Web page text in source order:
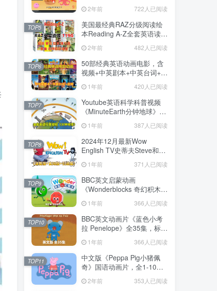
+中英文字幕+配套音频
MP3，百度网盘下载！
2年前 722人已阅读
美国最经典RAZ分级阅读绘
本Reading A-Z全套英语读物
+教案+老师中文RAZ课程全
套共119GB，百度网盘下
载！
2年前 482人已阅读
TOP5
50部经典英语动画电影，含
视频+中英剧本+中英台词+音
1年前 420人已阅读
TOP6
Youtube英语科学科普视频
《MinuteEarth分钟地球》每
366集，1080P高清视频带英
文字幕，百度网盘下载！
1年前 387人已阅读
TOP7
2024年12月最新Wow
English TV史蒂夫Steve和小
鸟Maggie少儿趣味启蒙学英
语，目前总计841集+，
1080P高清视频带英文字
幕，百度网盘下载！
1年前 371人已阅读
TOP8
BBC英文启蒙动画
《Wonderblocks 奇幻积木》
全5集，1080P高清视频带英
文字幕，百度网盘下载！
1年前 366人已阅读
TOP9
BBC英文动画片《蓝色小考
拉 Penelope》全35集，标清
视频带配套绘本和音频
MP3，百度网盘下载！
1年前 366人已阅读
TOP10
中文版《Peppa Pig小猪佩
奇》国语动画片，全1-10季
共394集，1080P高清视频，
百度网盘下载！
2年前 353人已阅读
TOP11